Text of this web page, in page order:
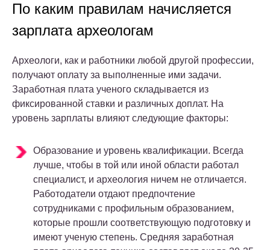
По каким правилам начисляется
зарплата археологам
Археологи, как и работники любой другой профессии,
получают оплату за выполненные ими задачи.
Заработная плата ученого складывается из
фиксированной ставки и различных доплат. На
уровень зарплаты влияют следующие факторы:
Образование и уровень квалификации. Всегда
лучше, чтобы в той или иной области работал
специалист, и археология ничем не отличается.
Работодатели отдают предпочтение
сотрудниками с профильным образованием,
которые прошли соответствующую подготовку и
имеют ученую степень. Средняя заработная